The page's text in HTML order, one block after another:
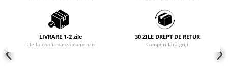
LIVRARE 1-2 zile
De la confirmarea comenzii
30 ZILE DREPT DE RETUR
Cumperi fără griji